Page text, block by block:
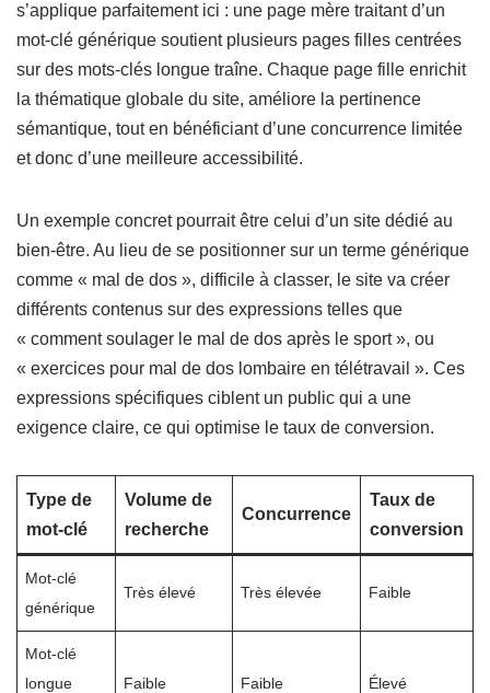
s’applique parfaitement ici : une page mère traitant d’un
mot-clé générique soutient plusieurs pages filles centrées
sur des mots-clés longue traîne. Chaque page fille enrichit
la thématique globale du site, améliore la pertinence
sémantique, tout en bénéficiant d’une concurrence limitée
et donc d’une meilleure accessibilité.
Un exemple concret pourrait être celui d’un site dédié au
bien-être. Au lieu de se positionner sur un terme générique
comme « mal de dos », difficile à classer, le site va créer
différents contenus sur des expressions telles que
« comment soulager le mal de dos après le sport », ou
« exercices pour mal de dos lombaire en télétravail ». Ces
expressions spécifiques ciblent un public qui a une
exigence claire, ce qui optimise le taux de conversion.
Type de
mot-clé
Volume de
recherche
Concurrence
Taux de
conversion
Mot-clé
générique
Très élevé Très élevée Faible
Mot-clé
longue
Faible Faible Élevé